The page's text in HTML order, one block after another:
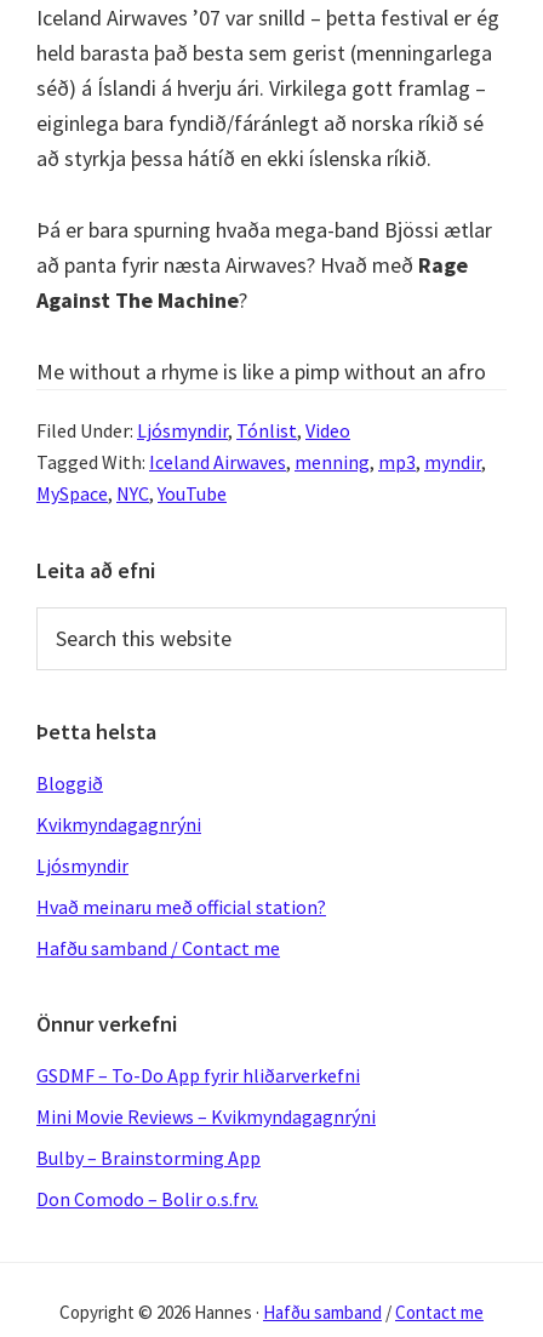
Iceland Airwaves ’07 var snilld – þetta festival er ég
held barasta það besta sem gerist (menningarlega
séð) á Íslandi á hverju ári. Virkilega gott framlag –
eiginlega bara fyndið/fáránlegt að norska ríkið sé
að styrkja þessa hátíð en ekki íslenska ríkið.
Þá er bara spurning hvaða mega-band Bjössi ætlar
að panta fyrir næsta Airwaves? Hvað með Rage
Against The Machine?
Me without a rhyme is like a pimp without an afro
Filed Under: Ljósmyndir, Tónlist, Video
Tagged With: Iceland Airwaves, menning, mp3, myndir,
MySpace, NYC,YouTube
Primary
Sidebar
Leita að efni
this
Þetta helsta
Bloggið
Kvikmyndagagnrýni
Ljósmyndir
Hvað meinaru með official station?
Hafðu samband / Contact me
Önnur verkefni
GSDMF – To-Do App fyrir hliðarverkefni
Mini Movie Reviews – Kvikmyndagagnrýni
Bulby – Brainstorming App
Don Comodo – Bolir o.s.frv.
Copyright © 2026 Hannes · Hafðu samband /Contact me